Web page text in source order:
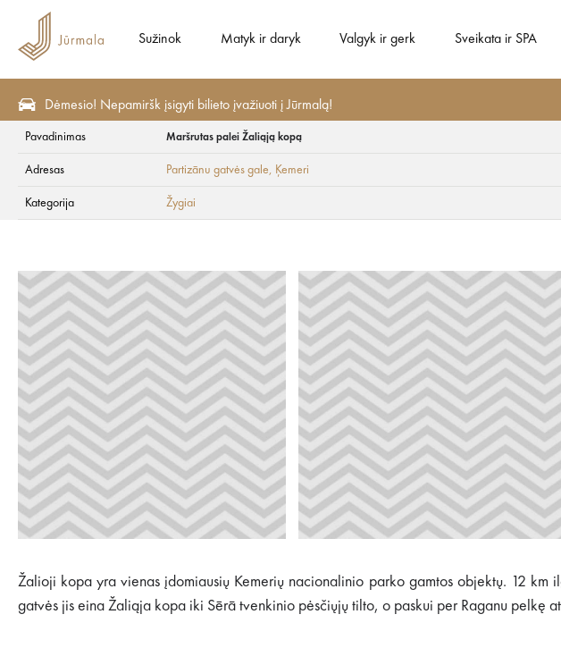
Sužinok Matyk ir daryk Valgyk ir gerk Sveikata ir SPA
Dėmesio! Nepamiršk įsigyti bilieto įvažiuoti į Jūrmalą!
Maršrutas palei Žaliąją
Pavadinimas Maršrutas palei Žaliąją kopą
Adresas Partizānu gatvės gale, Ķemeri
Kategorija Žygiai
Žalioji kopa yra vienas įdomiausių Kemerių nacionalinio parko gamtos objektų. 12
gatvės jis eina Žaliąja kopa iki Sērā tvenkinio pėsčiųjų tilto, o paskui per Raganu pelkę